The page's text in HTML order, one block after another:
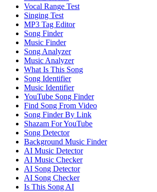
Vocal Range Test
Singing Test
MP3 Tag Editor
Song Finder
Music Finder
Song Analyzer
Music Analyzer
What Is This Song
Song Identifier
Music Identifier
YouTube Song Finder
Find Song From Video
Song Finder By Link
Shazam For YouTube
Song Detector
Background Music Finder
AI Music Detector
AI Music Checker
AI Song Detector
AI Song Checker
Is This Song AI